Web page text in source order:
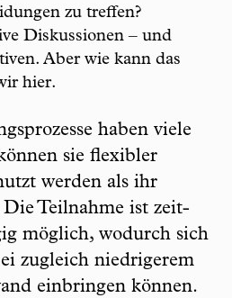
zu treffen?
Diskussionen – und
Aber wie kann das
hier.
haben viele
sie flexibler
werden als ihr
Die Teilnahme ist zeit-
möglich, wodurch sich
zugleich niedrigerem
einbringen können.